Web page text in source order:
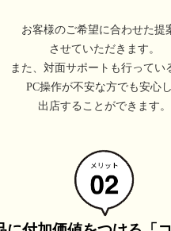
お客様のご希望に合わせた提
させていただきます。
また、対面サポートも行ってい
PC操作が不安な方でも安心
出店することができます。